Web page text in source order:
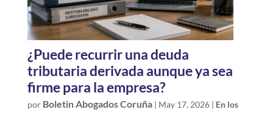
¿Puede recurrir una deuda
tributaria derivada aunque ya sea
firme para la empresa?
por Boletin Abogados Coruña| May 17, 2026| En los